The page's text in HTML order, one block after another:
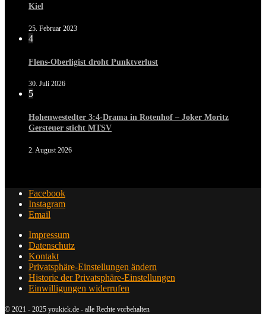
Kiel
25. Februar 2023
4
Flens-Oberligist droht Punktverlust
30. Juli 2026
5
Hohenwestedter 3:4-Drama in Rotenhof – Joker Moritz
Gersteuer sticht MTSV
2. August 2026
Facebook
Instagram
Email
Impressum
Datenschutz
Kontakt
Privatsphäre-Einstellungen ändern
Historie der Privatsphäre-Einstellungen
Einwilligungen widerrufen
© 2021 - 2025 youkick.de - alle Rechte vorbehalten